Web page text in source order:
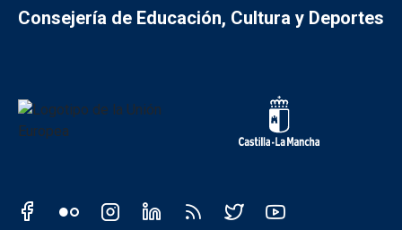
Consejería de Educación, Cultura y Deportes
Redes sociales JCCM